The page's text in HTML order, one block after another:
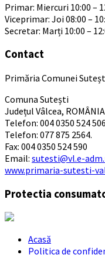
Primar: Miercuri 10:00 –
Viceprimar: Joi 08:00 –
Secretar: Marți 10:00 –
Contact
Primăria Comunei
Comuna Sutești
Județul Vâlcea, ROMÂNIA
Telefon: 004 0350 524 506
Telefon: 077 875 2564.
Fax: 004 0350 524 590
Email: sutesti@vl.e-
www.primaria-sutesti-
Protectia
Acasă
Politica de